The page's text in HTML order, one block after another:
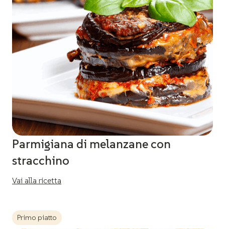
Parmigiana di melanzane con
stracchino
Vai alla ricetta
Primo piatto